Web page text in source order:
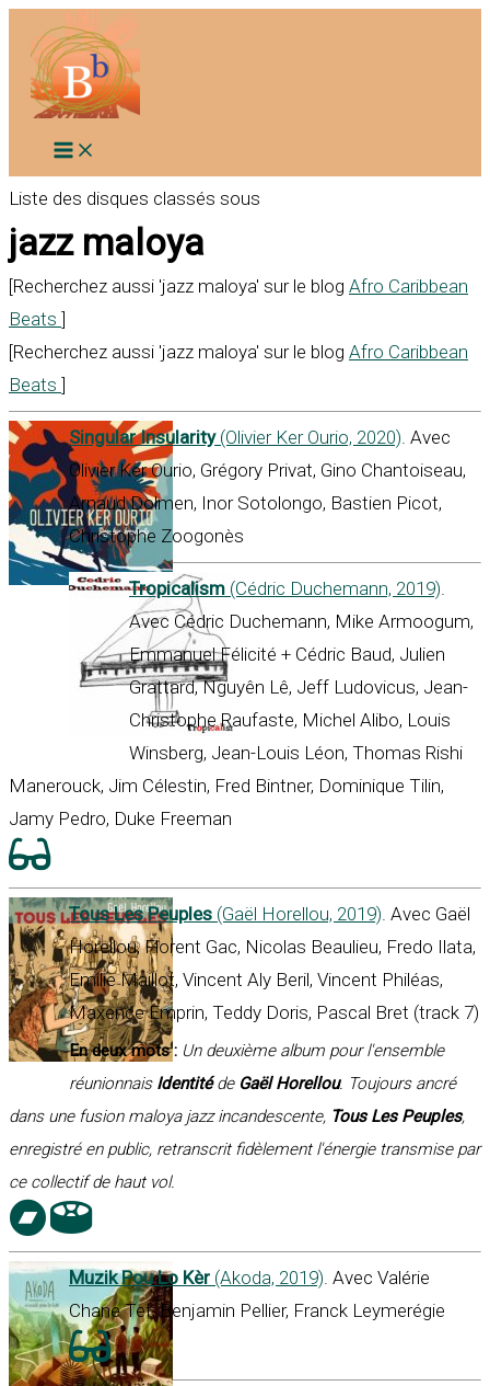
contenu
Liste des disques classés sous
jazz maloya
[Recherchez aussi 'jazz maloya' sur le blog Afro Caribbean
Beats ]
[Recherchez aussi 'jazz maloya' sur le blog Afro Caribbean
Beats ]
Singular Insularity(Olivier Ker Ourio, 2020). Avec
Olivier Ker Ourio, Grégory Privat, Gino Chantoiseau,
Arnaud Dolmen, Inor Sotolongo, Bastien Picot,
Christophe Zoogonès
Tropicalism (Cédric Duchemann, 2019).
Avec Cédric Duchemann, Mike Armoogum,
Emmanuel Félicité + Cédric Baud, Julien
Grattard, Nguyên Lê, Jeff Ludovicus, Jean-
Christophe Raufaste, Michel Alibo, Louis
Winsberg, Jean-Louis Léon, Thomas Rishi
Manerouck, Jim Célestin, Fred Bintner, Dominique Tilin,
Jamy Pedro, Duke Freeman
Tous Les Peuples (Gaël Horellou, 2019). Avec Gaël
Horellou, Florent Gac, Nicolas Beaulieu, Fredo Ilata,
Emilie Maillot, Vincent Aly Beril, Vincent Philéas,
Maxence Emprin, Teddy Doris, Pascal Bret (track 7)
En deux mots : Un deuxième album pour l'ensemble
réunionnais Identitéde Gaël Horellou. Toujours ancré
dans une fusion maloya jazz incandescente, Tous Les Peuples,
enregistré en public, retranscrit fidèlement l'énergie transmise par
ce collectif de haut vol.
Muzik Pou Lo Kèr (Akoda, 2019). Avec Valérie
Chane Tef, Benjamin Pellier, Franck Leymerégie